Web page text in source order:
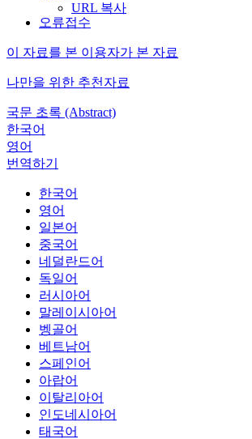
URL 복사
오류접수
이 자료를 본 이용자가 본 자료
나만을 위한 추천자료
국문 초록 (Abstract)
한국어
영어
번역하기
한국어
영어
일본어
중국어
네덜란드어
독일어
러시아어
말레이시아어
벵골어
베트남어
스페인어
아랍어
이탈리아어
인도네시아어
태국어